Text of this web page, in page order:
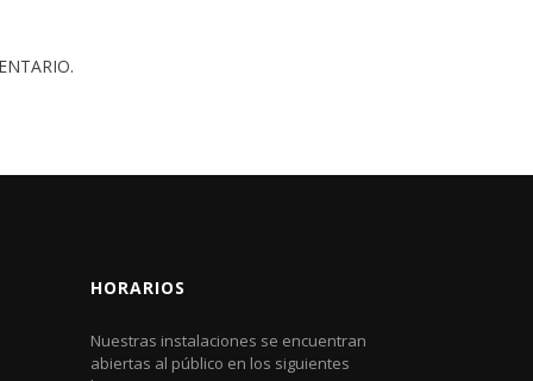
HORARIOS
Nuestras instalaciones se encuentran
abiertas al público en los siguientes